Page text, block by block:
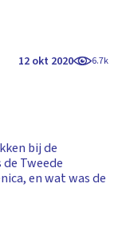
12 okt 2020 6.7k
bij de
Tweede
en wat was de